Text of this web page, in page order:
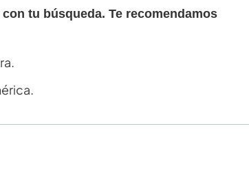
tu búsqueda. Te recomendamos